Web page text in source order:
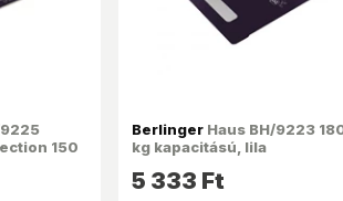
150
Berlinger Haus BH/9223
kg kapacitású, lila
személymérleg
5 333 Ft